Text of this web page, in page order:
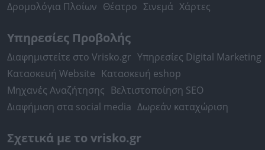
Δρομολόγια Πλοίων Θέατρο Σινεμά Χάρτες
Υπηρεσίες Προβολής
Διαφημιστείτε στο Vrisko.gr Υπηρεσίες Digital Marketing
Κατασκευή Website Κατασκευή eshop
Μηχανές Αναζήτησης Βελτιστοποίηση SEO
Διαφήμιση στα social media Δωρεάν καταχώριση
Σχετικά με το vrisko.gr